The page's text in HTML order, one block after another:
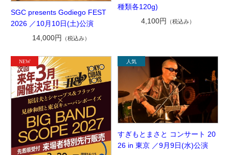
SGC presents Godiego FEST
2026 ／10月10日(土)公演
14,000円
（税込み）
種類各120g)
4,100円
（税込み）
すぎもとまさと コンサート 20
26 in 東京 ／9月9日(水)公演